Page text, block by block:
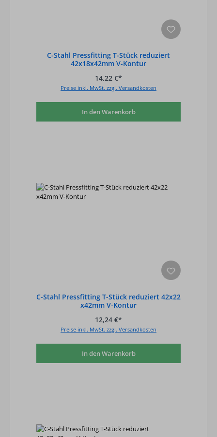
C-Stahl Pressfitting T-Stück reduziert
42x18x42mm V-Kontur
14,22 €*
Preise inkl. MwSt. zzgl. Versandkosten
In den Warenkorb
C-Stahl Pressfitting T-Stück reduziert 42x22
x42mm V-Kontur
12,24 €*
Preise inkl. MwSt. zzgl. Versandkosten
In den Warenkorb